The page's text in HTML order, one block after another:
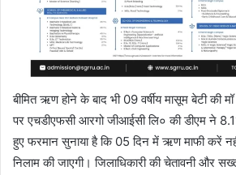
बीमित ऋण होने के बाद भी 09 वर्षीय मासूम बेटी की
पर एचडीएफसी आरगो जीआईसी लि० की डीएम ने
हुए फरमान सुनाया है कि 05 दिन में ऋण माफी करें
निलाम की जाएगी। जिलाधिकारी की चेतावनी और